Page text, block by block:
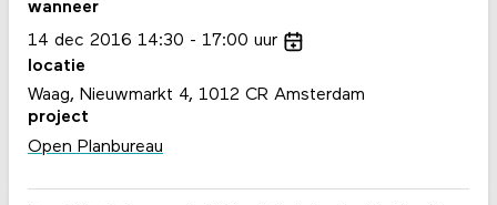
wanneer
14 dec 2016 14:30 17:00 uur
locatie
Waag, Nieuwmarkt 4, 1012 CR Amsterdam
project
Open Planbureau